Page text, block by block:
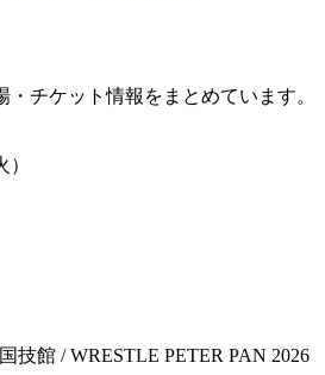
チケット情報をまとめています。
技館 / WRESTLE PETER PAN 2026